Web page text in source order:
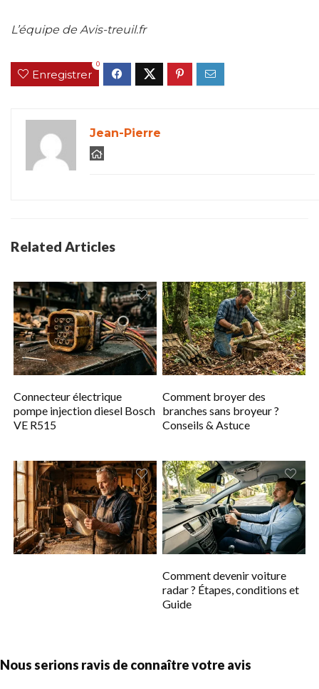
L’équipe de Avis-treuil.fr
Enregistrer
0
Jean-Pierre
Related Articles
Connecteur électrique
pompe injection diesel Bosch
VE R515
Comment broyer des
branches sans broyeur ?
Conseils & Astuce
Comment devenir voiture
radar ? Étapes, conditions et
Guide
Nous serions ravis de connaître votre avis